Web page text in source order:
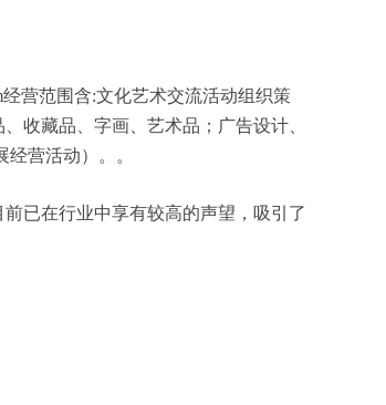
营范围含:文化艺术交流活动组织策
收藏品、字画、艺术品；广告设计、
营活动）。。
已在行业中享有较高的声望，吸引了